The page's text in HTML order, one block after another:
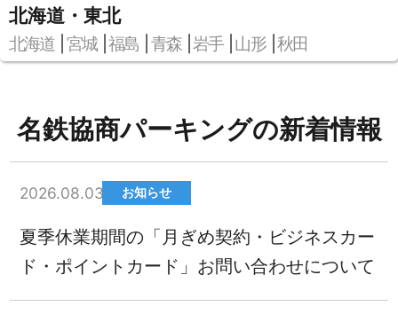
北海道・東北
北海道 宮城 福島 青森 岩手 山形 秋田
名鉄協商パーキングの新着情報
2026.08.03 お知らせ
夏季休業期間の「月ぎめ契約・ビジネスカー
ド・ポイントカード」お問い合わせについて